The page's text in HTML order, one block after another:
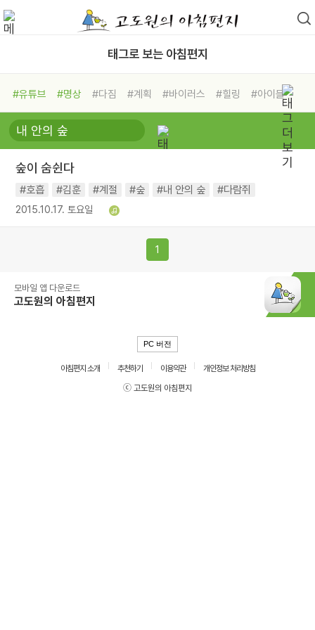
태그로 보는 아침편지
#유튜브 #명상 #다짐 #계획 #바이러스 #힐링
#아이들
#비전캠프
#독서캠프 #삶
#희망
#나눔 #친구 #링컨학교
#독서
#건강
숲이 숨쉰다
#호흡 #김훈 #계절 #숲 #내 안의 숲 #다람쥐
2015.10.17. 토요일
1
모바일 앱 다운로드
고도원의 아침편지
PC 버전
아침편지 소개 추천하기 이용약관
개인정보 처리방침
ⓒ 고도원의 아침편지